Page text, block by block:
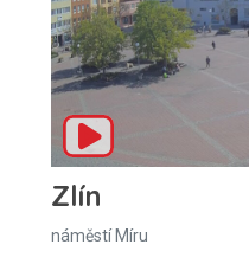
Zlín
náměstí Míru